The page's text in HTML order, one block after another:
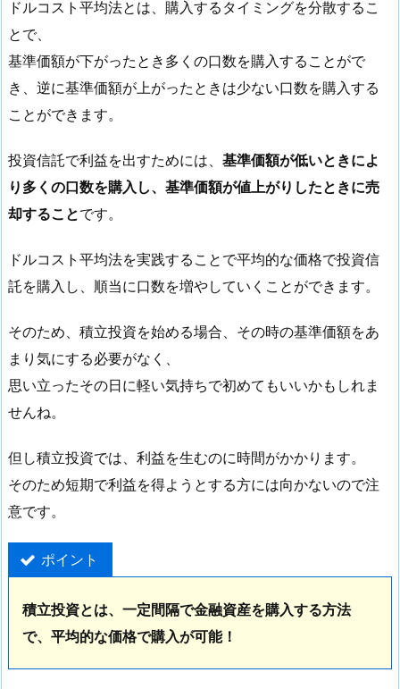
ドルコスト平均法とは、購入するタイミングを分散するこ
とで、
基準価額が下がったとき多くの口数を購入することがで
き、逆に基準価額が上がったときは少ない口数を購入する
ことができます。
投資信託で利益を出すためには、 基準価額が低いときによ
り多くの口数を購入し、基準価額が値上がりしたときに売
却することです。
ドルコスト平均法を実践することで平均的な価格で投資信
託を購入し、順当に口数を増やしていくことができます。
そのため、積立投資を始める場合、その時の基準価額をあ
まり気にする必要がなく、
思い立ったその日に軽い気持ちで初めてもいいかもしれま
せんね。
但し積立投資では、利益を生むのに時間がかかります。
そのため短期で利益を得ようとする方には向かないので注
意です。
ポイント
積立投資とは、一定間隔で金融資産を購入する方法
で、平均的な価格で購入が可能！